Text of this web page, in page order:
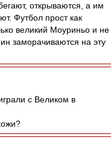
открываются, а им
Футбол прост как
великий Моуриньо и не
заморачиваются на эту
с Великом в